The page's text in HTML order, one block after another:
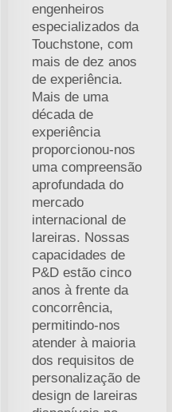
engenheiros
especializados da
Touchstone, com
mais de dez anos
de experiência.
Mais de uma
década de
experiência
proporcionou-nos
uma compreensão
aprofundada do
mercado
internacional de
lareiras. Nossas
capacidades de
P&D estão cinco
anos à frente da
concorrência,
permitindo-nos
atender à maioria
dos requisitos de
personalização de
design de lareiras